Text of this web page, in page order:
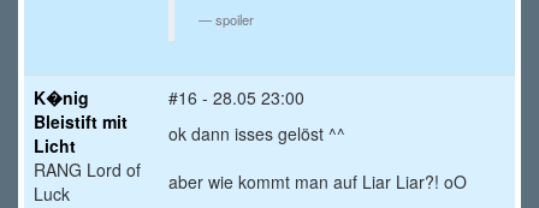
spoiler
K�nig
Bleistift mit
Licht
RANG Lord of
Luck
#16 - 28.05 23:00
ok dann isses gelöst ^^
aber wie kommt man auf Liar Liar?! oO